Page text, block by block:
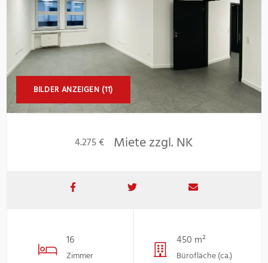
BILDER ANZEIGEN (11)
4.275 € Miete zzgl. NK
16
Zimmer
450 m²
Bürofläche (ca.)